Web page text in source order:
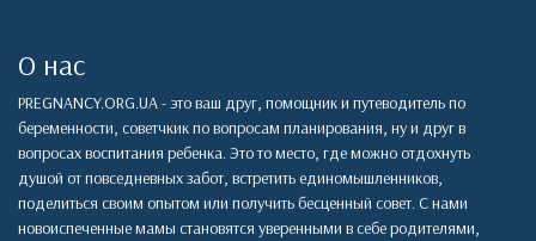
О нас
PREGNANCY.ORG.UA - это ваш друг, помощник и путеводитель по
беременности, советчкик по вопросам планирования, ну и друг в
вопросах воспитания ребенка. Это то место, где можно отдохнуть
душой от повседневных забот, встретить единомышленников,
поделиться своим опытом или получить бесценный совет. С нами
новоиспеченные мамы становятся уверенными в себе родителями,